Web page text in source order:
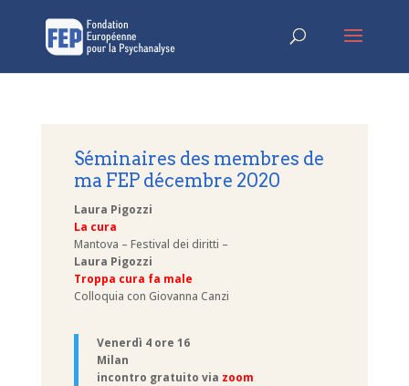
Séminaires des membres de
ma FEP décembre 2020
Laura Pigozzi
La cura
Mantova – Festival dei diritti –
Laura Pigozzi
Troppa cura fa male
Colloquia con Giovanna Canzi
Venerdì 4 ore 16
Milan
incontro gratuito via zoom